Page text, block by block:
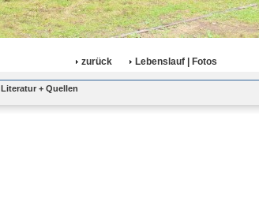
zurück
Lebenslauf | Fotos
Literatur + Quellen